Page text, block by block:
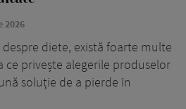
2026
diete, există foarte multe
ce privește alegerile produselor
soluție de a pierde în